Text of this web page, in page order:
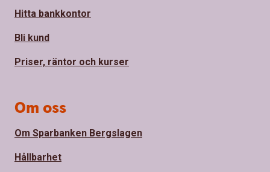
Hitta bankkontor
Bli kund
Priser, räntor och kurser
Om oss
Om Sparbanken Bergslagen
Hållbarhet